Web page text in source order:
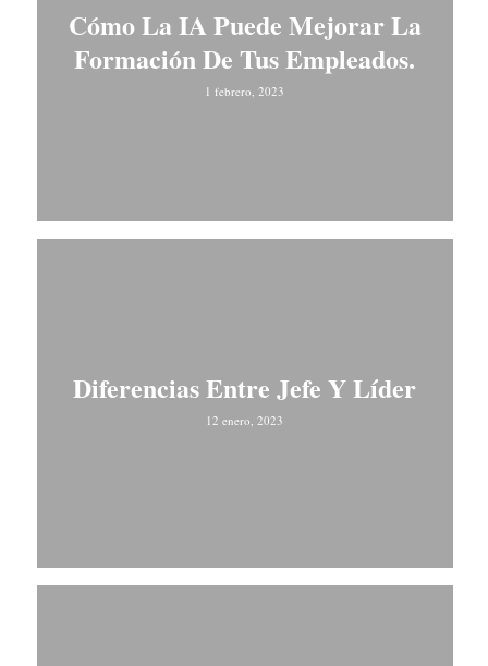
Cómo La IA Puede Mejorar La
Formación De Tus Empleados.
1 febrero, 2023
Diferencias Entre Jefe Y Líder
12 enero, 2023